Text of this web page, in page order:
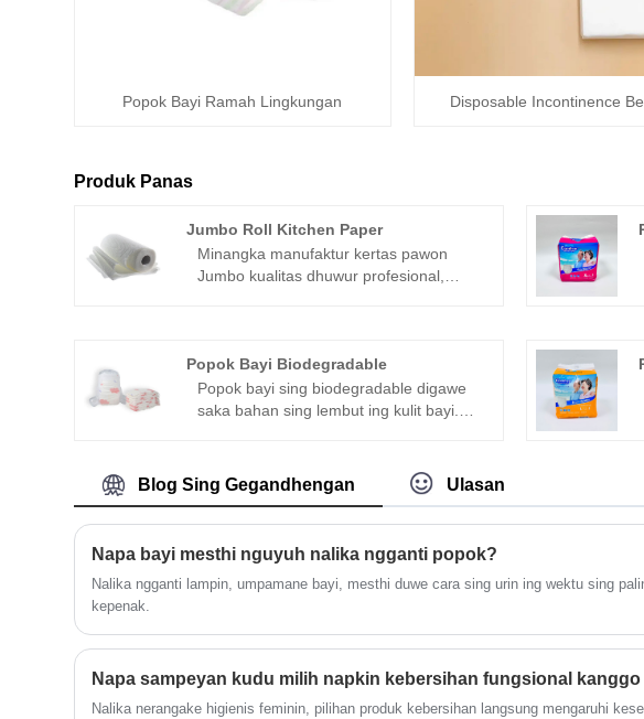
Popok Bayi Ramah Lingkungan Disposable Incontinence
Produk Panas
Jumbo Roll Kitchen Paper
Minangka manufaktur kertas pawon
Jumbo kualitas dhuwur profesional,
layanan sawise-sale paling apik lan
pangiriman pas wektune. Produk utama
yaiku tisu bayi, tisu dewasa, tisu
fungsi liyane; sauntara kuwi kita uga
nggawe popok bayi, pull-up bayi, kertas
Popok Bayi Biodegradable
Popok bayi sing biodegradable digawe
saka bahan sing lembut ing kulit bayi.
kita ngrancang popok iki kanggo nyerep
daya serep sing unggul. Sampeyan bisa
percaya yen bayi sampeyan bakal tetep
preduli suwene sampeyan kudu
nyandhang.
Blog Sing Gegandhengan Ulasan
Napa bayi mesthi nguyuh nalika ngganti popok?
Nalika ngganti lampin, umpamane bayi, mesthi duwe cara sing urin ing wektu sing
kepenak.
Nalika nerangake higienis feminin, pilihan produk kebersihan langsung mengaruhi